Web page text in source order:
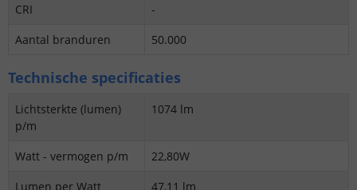
CRI
-
Aantal branduren
50.000
Technische specificaties
Lichtsterkte (lumen)
p/m
1074 lm
Watt - vermogen p/m
22,80W
Lumen per Watt
47,11 lm